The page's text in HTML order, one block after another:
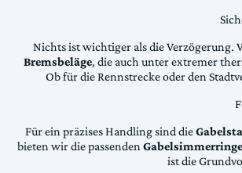
Nichts ist wichtiger als die
Bremsbeläge, die auch unter extremer
Ob für die Rennstrecke oder den
Für ein präzises Handling sind die
bieten wir die passendenGabelsimmerringe
ist die